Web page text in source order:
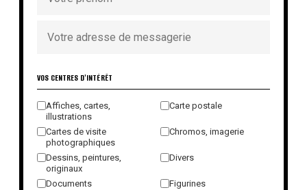
VOS CENTRES D'INTÉRÊT
Affiches, cartes,
illustrations
Carte postale
Cartes de visite
photographiques
Chromos, imagerie
Dessins, peintures,
originaux
Divers
Documents
Figurines